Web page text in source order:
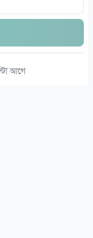
আগে